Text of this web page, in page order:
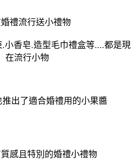
禮流行送小禮物
小香皂.造型毛巾禮盒等....都是現
在流行小物
出了適合婚禮用的小果醬
感且特別的婚禮小禮物